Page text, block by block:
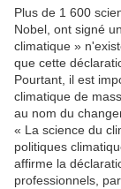
Plus de 1 600
Nobel, ont signé
climatique »
que cette
Pourtant, il est
climatique de
au nom du
« La science du
politiques
affirme la
professionnels,